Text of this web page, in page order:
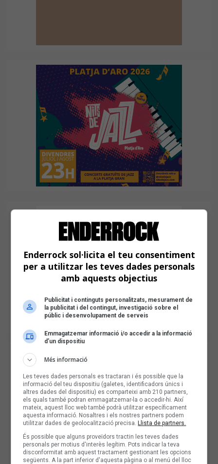
Enderrock sol·licita el teu consentiment
per a utilitzar les teves dades personals
amb aquests objectius
Publicitat i continguts personalitzats, mesurament de
la publicitat i del contingut, investigació sobre el
públic i desenvolupament de serveis
Emmagatzemar informació i/o accedir a la informació
d’un dispositiu
Més informació
Les teves dades personals es tractaran i és possible que la
informació del teu dispositiu (galetes, identificadors únics i
altres dades del dispositiu) es comparteixi amb 210 partners,
els quals també podran emmagatzemar-la o accedir-hi. Així
mateix, aquest lloc web també podrà utilitzar específicament
aquesta informació. Nosaltres i els nostres partners podem
utilitzar dades de geolocalització precisa. Llista de partners.
És possible que alguns proveïdors tractin les teves dades
personals per motius d'interès legítim. Pots indicar la teva
disconformitat amb aquest tractament gestionant les opcions
següents. A la part inferior d'aquesta pàgina o al menú del lloc